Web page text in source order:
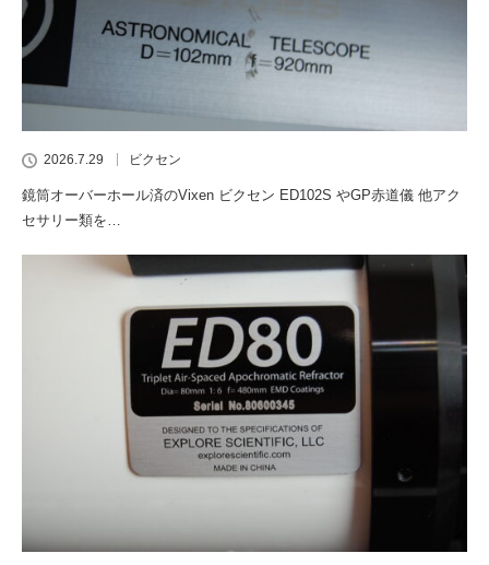
2026.7.29 ビクセン
鏡筒オーバーホール済のVixen ビクセン ED102S やGP赤道儀 他アク
セサリー類を…